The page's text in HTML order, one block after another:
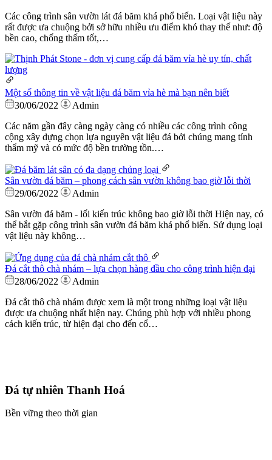
Các công trình sân vườn lát đá băm khá phổ biến. Loại vật liệu này
rất được ưa chuộng bởi sở hữu nhiều ưu điểm khó thay thế như: độ
bền cao, chống thấm tốt,…
Một số thông tin về vật liệu đá băm vỉa hè mà bạn nên biết
30/06/2022
Admin
Các năm gần đây càng ngày càng có nhiều các công trình công
cộng xây dựng chọn lựa nguyên vật liệu đá bởi chúng mang tính
thẩm mỹ và có mức độ bền trường tồn.…
Sân vườn đá băm – phong cách sân vườn không bao giờ lỗi thời
29/06/2022
Admin
Sân vườn đá băm - lối kiến trúc không bao giờ lỗi thời Hiện nay, có
thể bắt gặp công trình sân vườn đá băm khá phổ biến. Sử dụng loại
vật liệu này không…
Đá cắt thô chà nhám – lựa chọn hàng đầu cho công trình hiện đại
28/06/2022
Admin
Đá cắt thô chà nhám được xem là một trong những loại vật liệu
được ưa chuộng nhất hiện nay. Chúng phù hợp với nhiều phong
cách kiến trúc, từ hiện đại cho đến cổ…
Đá tự nhiên Thanh Hoá
Bền vững theo thời gian